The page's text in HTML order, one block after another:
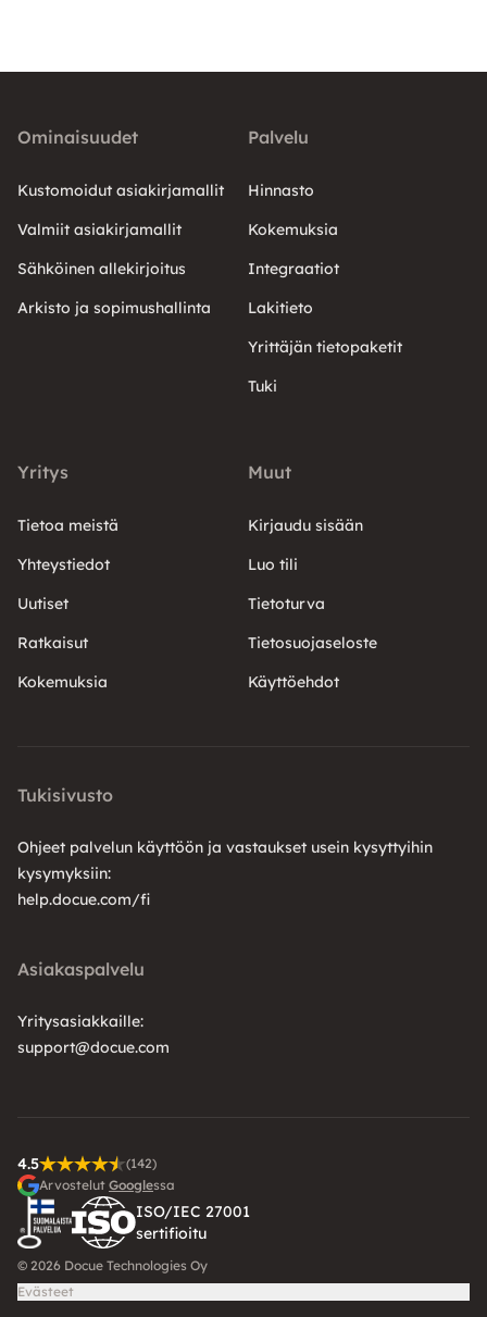
Ominaisuudet
Kustomoidut asiakirjamallit
Valmiit asiakirjamallit
Sähköinen allekirjoitus
Arkisto ja sopimushallinta
Palvelu
Hinnasto
Kokemuksia
Integraatiot
Lakitieto
Yrittäjän tietopaketit
Tuki
Yritys
Tietoa meistä
Yhteystiedot
Uutiset
Ratkaisut
Kokemuksia
Muut
Kirjaudu sisään
Luo tili
Tietoturva
Tietosuojaseloste
Käyttöehdot
Tukisivusto
Ohjeet palvelun käyttöön ja vastaukset usein kysyttyihin
kysymyksiin:
help.docue.com/fi
Asiakaspalvelu
Yritysasiakkaille:
support@docue.com
4.5
(142)
Arvostelut Googlessa
ISO/IEC 27001
sertifioitu
© 2026 Docue Technologies Oy
Evästeet